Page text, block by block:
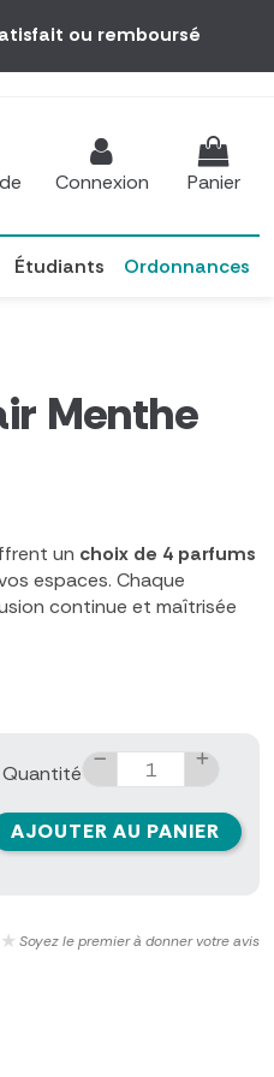
ou remboursé
Connexion Panier
Étudiants Ordonnances
Menthe
un choix de 4 parfums
espaces. Chaque
continue et maîtrisée
Quantité
AJOUTER AU PANIER
Soyez le premier à donner votre avis